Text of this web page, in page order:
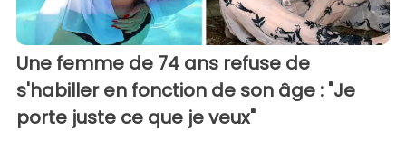
Une femme de 74 ans refuse de
s'habiller en fonction de son âge : "Je
porte juste ce que je veux"